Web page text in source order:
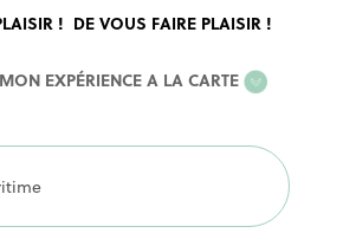
! DE VOUS FAIRE PLAISIR !
EXPÉRIENCE A LA CARTE